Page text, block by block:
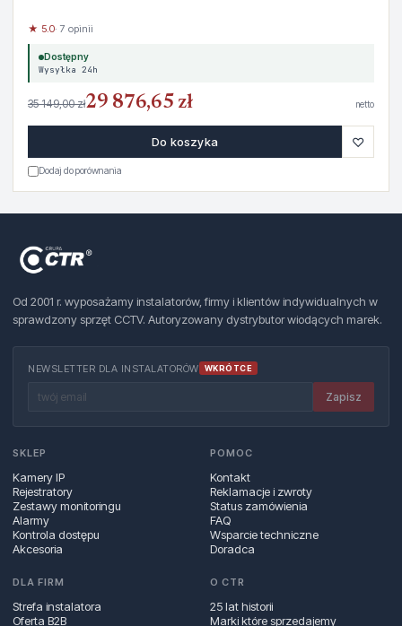
★ 5.0· 7 opinii
Dostępny
Wysyłka 24h
35 149,00 zł29 876,65 zł netto
Do koszyka ♡
Dodaj do porównania
Od 2001 r. wyposażamy instalatorów, firmy i klientów indywidualnych w
sprawdzony sprzęt CCTV. Autoryzowany dystrybutor wiodących marek.
NEWSLETTER DLA INSTALATORÓW WKRÓTCE
Zapisz
SKLEP
Kamery IP
Rejestratory
Zestawy monitoringu
Alarmy
Kontrola dostępu
Akcesoria
POMOC
Kontakt
Reklamacje i zwroty
Status zamówienia
FAQ
Wsparcie techniczne
Doradca
DLA FIRM
Strefa instalatora
Oferta B2B
O CTR
25 lat historii
Marki które sprzedajemy